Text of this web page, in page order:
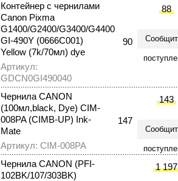
Контейнер с чернилами
Canon Pixma
G1400/G2400/G3400/G4400
GI-490Y (0666C001)
Yellow (7k/70мл) dye
Артикул:
GDCN0GI490040
90
88
Чернила CANON
(100мл,black, Dye) CIM-
008PA (СIMB-UP) Ink-
Mate
Артикул: CIM-008PA
147
143
Чернила CANON (PFI-
102BK/107/303BK)
1 197